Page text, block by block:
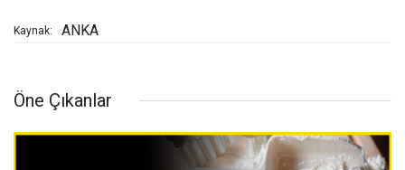
Kaynak: ANKA
Öne Çıkanlar